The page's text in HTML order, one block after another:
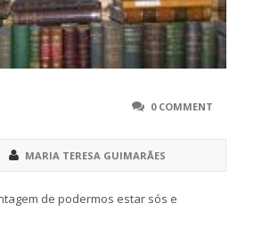
0 COMMENT
MARIA TERESA GUIMARÃES
de podermos estar sós e